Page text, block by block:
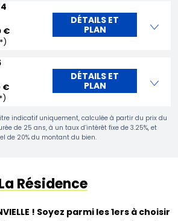
€
DÉTAILS ET
PLAN
€
DÉTAILS ET
PLAN
indicatif uniquement, calculée à partir du prix du
de 25 ans, à un taux d’intérêt fixe de 3.25%, et
de 20% du montant du bien.
Résidence
! Soyez parmi les 1ers à choisir